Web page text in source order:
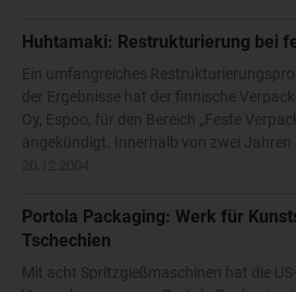
Huhtamaki: Restrukturierung bei
Ein umfangreiches
der Ergebnisse hat der finnische
Oy, Espoo, für den Bereich „Feste
angekündigt. Innerhalb von zwei Jahren
Portola Packaging: Werk für
Tschechien
Mit acht Spritzgießmaschinen hat die